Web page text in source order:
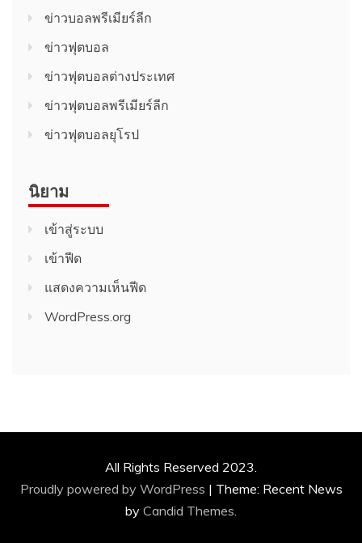
ข่าวบอลพรีเมียร์ลีก
ข่าวฟุตบอล
ข่าวฟุตบอลต่างประเทศ
ข่าวฟุตบอลพรีเมียร์ลีก
ข่าวฟุตบอลยุโรป
นิยาม
เข้าสู่ระบบ
เข้าฟีด
แสดงความเห็นฟีด
WordPress.org
All Rights Reserved 2023.
Proudly powered by WordPress | Theme: Recent News
by Candid Themes